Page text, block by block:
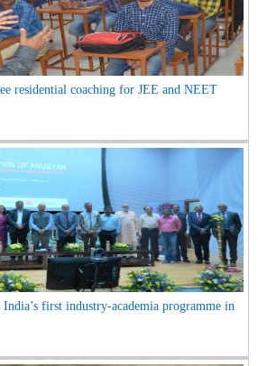
residential coaching for JEE and NEET
first industry-academia programme in